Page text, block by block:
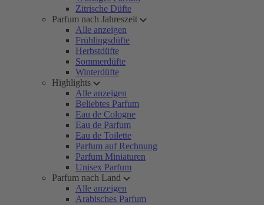
Zitrische Düfte
Parfum nach Jahreszeit
Alle anzeigen
Frühlingsdüfte
Herbstdüfte
Sommerdüfte
Winterdüfte
Highlights
Alle anzeigen
Beliebtes Parfum
Eau de Cologne
Eau de Parfum
Eau de Toilette
Parfum auf Rechnung
Parfum Miniaturen
Unisex Parfum
Parfum nach Land
Alle anzeigen
Arabisches Parfum